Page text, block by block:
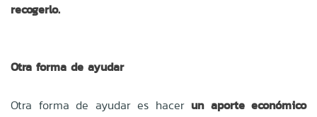
recogerlo.
Otra forma de ayudar
Otra forma de ayudar es hacer un aporte económico